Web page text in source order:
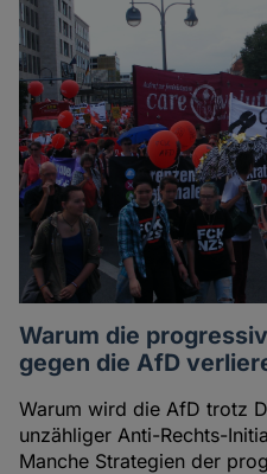
Warum die
gegen die AfD
Warum wird die AfD trotz
unzähliger Anti-Rechts-
Manche Strategien der